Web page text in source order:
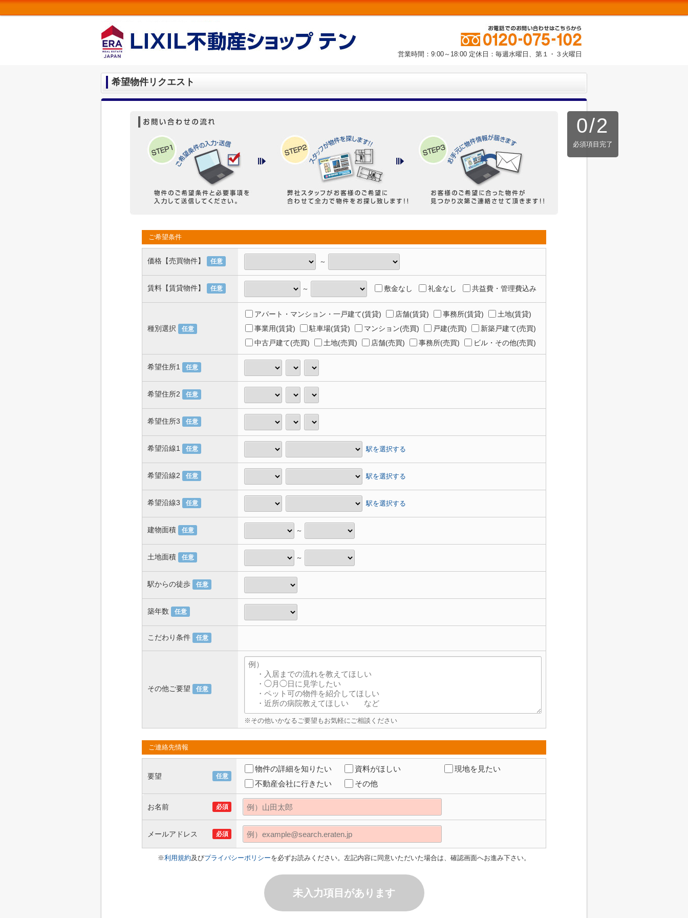
営業時間：9:00～18:00 定休日：毎週水曜日、第１・３火曜日
希望物件リクエスト
0/2
必須項目完了
ご希望条件
価格【売買物件】 任意 ～
賃料【賃貸物件】 任意 ～ 敷金なし 礼金なし 共益費・管理費込み
種別選択 任意
アパート・マンション・一戸建て(賃貸) 店舗(賃貸) 事務所(賃貸)
土地(賃貸)
事業用(賃貸)
駐車場(賃貸) マンション(売買) 戸建(売買)
新築戸建て(売買)
中古戸建て(売買)
土地(売買) 店舗(売買) 事務所(売買) ビル・その他(売買)
希望住所1 任意
希望住所2 任意
希望住所3 任意
希望沿線1 任意 駅を選択する
希望沿線2 任意 駅を選択する
希望沿線3 任意 駅を選択する
建物面積 任意 ～
土地面積 任意 ～
駅からの徒歩 任意
築年数 任意
こだわり条件 任意
その他ご要望 任意
※その他いかなるご要望もお気軽にご相談ください
ご連絡先情報
要望 任意
物件の詳細を知りたい 資料がほしい
現地を見たい
不動産会社に行きたい
その他
お名前 必須
メールアドレス 必須
※利用規約及びプライバシーポリシーを必ずお読みください。左記内容に同意いただいた場合は、確認画面へお進み下さい。
未入力項目があります